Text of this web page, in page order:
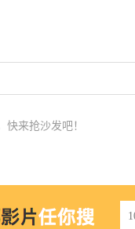
快来抢沙发吧！